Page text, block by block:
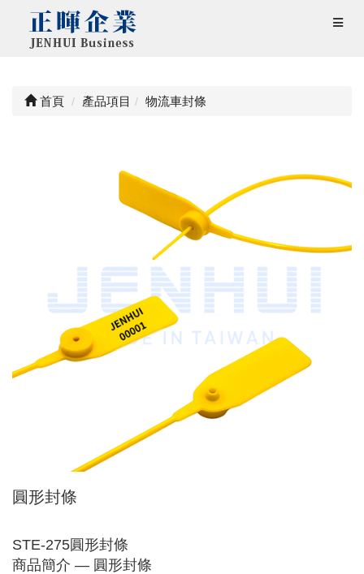
首頁 產品項目 物流車封條
圓形封條
STE-275圓形封條
商品簡介 — 圓形封條